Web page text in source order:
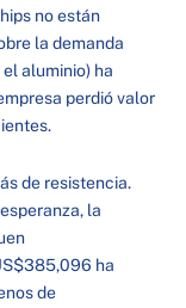
no están
la demanda
aluminio) ha
perdió valor
de resistencia.
la
ha
de